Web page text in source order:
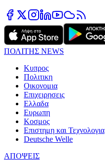
ΠΟΛΙΤΗΣ NEWS
Κυπρος
Πολιτικη
Οικονομια
Επιχειρησεις
Ελλαδα
Ευρωπη
Κοσμος
Επιστημη και Τεχνολογια
Deutsche Welle
ΑΠΟΨΕΙΣ